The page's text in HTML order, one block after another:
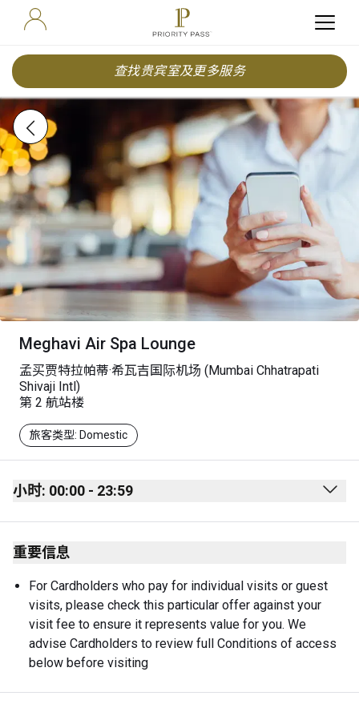
查找贵宾室及更多服务
Meghavi Air Spa Lounge
孟买贾特拉帕蒂·希瓦吉国际机场 (Mumbai Chhatrapati
Shivaji Intl)
第 2 航站楼
旅客类型: Domestic
小时: 00:00 - 23:59
Monday 00:00 - 23:59
Tuesday
Wednesday 00:00 - 23:59
Thursday 00:00 - 23:59
Friday 00:00 - 23:59
Saturday
重要信息
For Cardholders who pay for individual visits or guest
visits, please check this particular offer against your
visit fee to ensure it represents value for you. We
advise Cardholders to review full Conditions of access
below before visiting